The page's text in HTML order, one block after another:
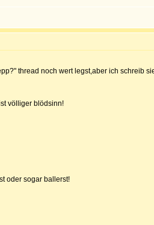
thread noch wert legst,aber ich schreib
völliger blödsinn!
oder sogar ballerst!